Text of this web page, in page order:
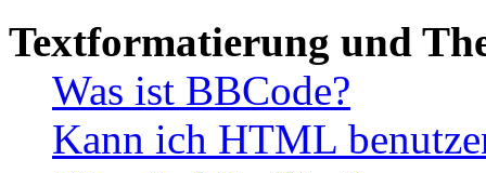
Textformatierung und
Was ist BBCode?
Kann ich HTML